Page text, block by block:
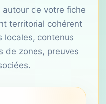
autour de votre fiche
territorial cohérent
locales, contenus
de zones, preuves